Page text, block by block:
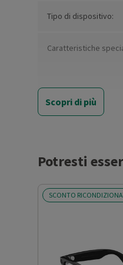
Tipo di dispositivo:
Caratteristiche
Colore:
Colore (basic):
Scopri di più
Potresti
SCONTO